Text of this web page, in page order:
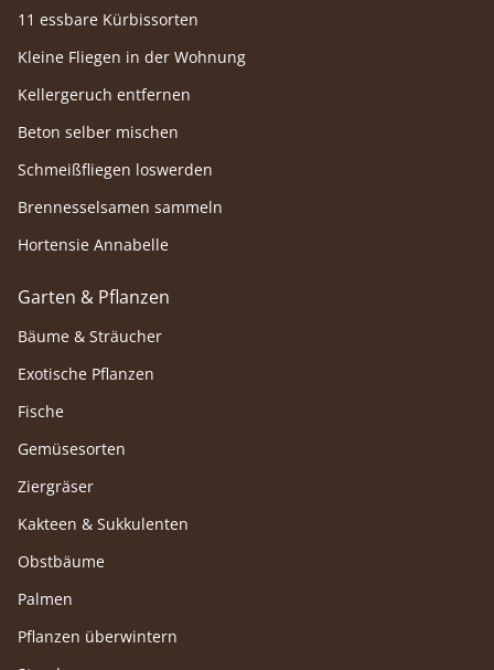
11 essbare Kürbissorten
Kleine Fliegen in der Wohnung
Kellergeruch entfernen
Beton selber mischen
Schmeißfliegen loswerden
Brennesselsamen sammeln
Hortensie Annabelle
Garten & Pflanzen
Bäume & Sträucher
Exotische Pflanzen
Fische
Gemüsesorten
Ziergräser
Kakteen & Sukkulenten
Obstbäume
Palmen
Pflanzen überwintern